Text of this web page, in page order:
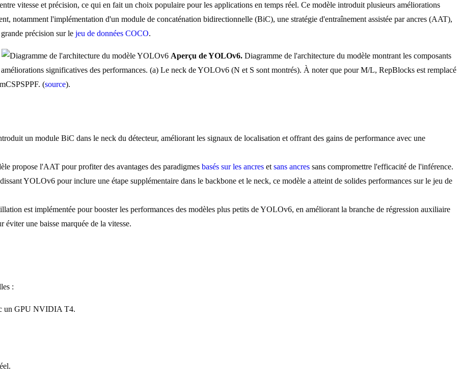
vitesse et précision, ce qui en fait un choix populaire pour les applications en temps réel. Ce modèle introduit plusieurs améliorations
notamment l'implémentation d'un module de concaténation bidirectionnelle (BiC), une stratégie d'entraînement assistée par ancres (AAT),
précision sur le jeu de données COCO.
Aperçu de YOLOv6. Diagramme de l'architecture du modèle montrant les composants
améliorations significatives des performances. (a) Le neck de YOLOv6 (N et S sont montrés). À noter que pour M/L, RepBlocks est remplacé
(source).
un module BiC dans le neck du détecteur, améliorant les signaux de localisation et offrant des gains de performance avec une
propose l'AAT pour profiter des avantages des paradigmes basés sur les ancres et sans ancres sans compromettre l'efficacité de l'inférence.
YOLOv6 pour inclure une étape supplémentaire dans le backbone et le neck, ce modèle a atteint de solides performances sur le jeu de
est implémentée pour booster les performances des modèles plus petits de YOLOv6, en améliorant la branche de régression auxiliaire
une baisse marquée de la vitesse.
:
un GPU NVIDIA T4.